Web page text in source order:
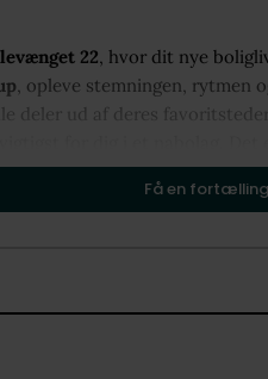
trappe op til hemsen, som
eller leg – uden at ændre
af naturgrund med
der falder naturligt
udgang til en
22, hvor dit nye
, opleve stemningen, rytmen
deler ud af deres
kan danne rammen om dit
Få en